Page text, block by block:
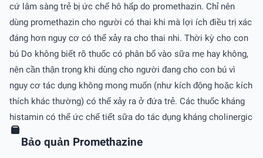
cứ lâm sàng trẻ bị ức chế hô hấp do promethazin. Chỉ nên
dùng promethazin cho người có thai khi mà lợi ích điều trị xác
đáng hơn nguy cơ có thể xảy ra cho thai nhi. Thời kỳ cho con
bú Do không biết rõ thuốc có phân bố vào sữa mẹ hay không,
nên cần thận trọng khi dùng cho người đang cho con bú vì
nguy cơ tác dụng không mong muốn (như kích động hoặc kích
thích khác thường) có thể xảy ra ở đứa trẻ. Các thuốc kháng
histamin có thể ức chế tiết sữa do tác dụng kháng cholinergic
Bảo quản Promethazine